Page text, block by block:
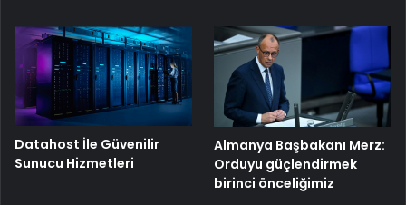
Datahost İle Güvenilir
Sunucu Hizmetleri
Almanya Başbakanı Merz:
Orduyu güçlendirmek
birinci önceliğimiz